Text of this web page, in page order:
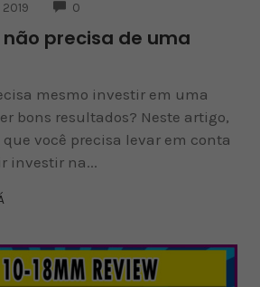
2019 0
não precisa de uma
mesmo investir em uma
bons resultados? Neste artigo,
você precisa levar em conta
investir na...